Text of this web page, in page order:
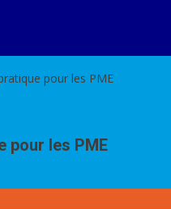
pour les PME
pour les PME